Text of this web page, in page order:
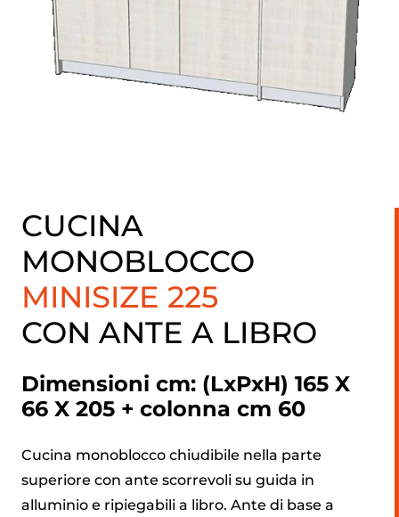
CUCINA
MONOBLOCCO
MINISIZE 225
CON ANTE A LIBRO
Dimensioni cm: (LxPxH) 165 X
66 X 205 + colonna cm 60
Cucina monoblocco chiudibile nella parte
superiore con ante scorrevoli su guida in
alluminio e ripiegabili a libro. Ante di base a